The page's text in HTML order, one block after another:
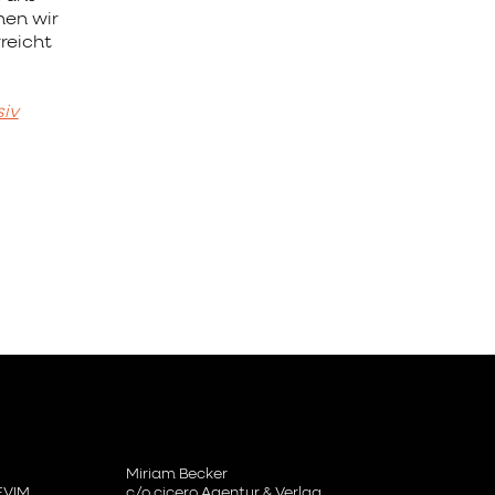
wir
Miriam Becker